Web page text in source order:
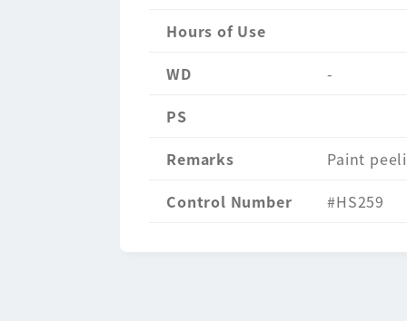
Hours of Use
WD
-
PS
Remarks
Paint
Control Number
#HS259